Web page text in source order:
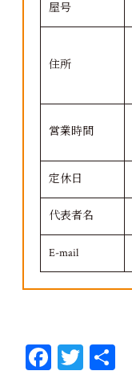
屋号
住所
営業時間
定休日
代表者名
E-mail
Fa T